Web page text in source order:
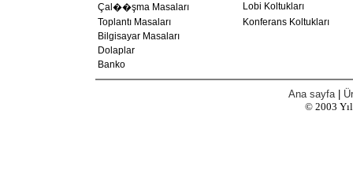
Çal��şma Masaları
Lobi Koltukları
Toplantı Masaları
Konferans Koltukları
Bilgisayar Masaları
Dolaplar
Banko
Ana sayfa
© 2003